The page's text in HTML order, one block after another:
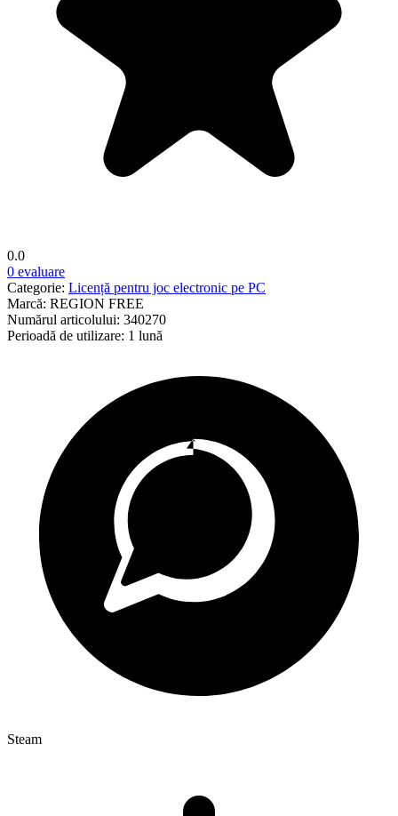
0.0
0 evaluare
Categorie: Licență pentru joc electronic pe PC
Marcă: REGION FREE
Numărul articolului: 340270
Perioadă de utilizare: 1 lună
Steam